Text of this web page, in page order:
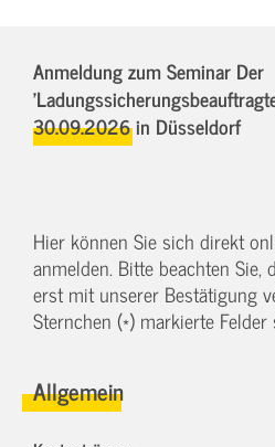
Anmeldung zum Seminar Der
30.09.2026in Düsseldorf
Hier können Sie sich direkt
anmelden. Bitte beachten Sie,
erst mit unserer Bestätigung
Sternchen (*) markierte
Allgemein